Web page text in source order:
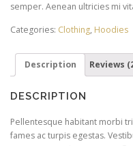
semper. Aenean ultricies mi
Categories: Clothing, Hoodies
Description Reviews
DESCRIPTION
Pellentesque habitant morbi
fames ac turpis egestas.